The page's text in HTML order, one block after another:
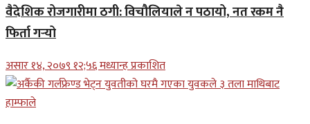
वैदेशिक रोजगारीमा ठगी: विचौलियाले न पठायो, नत रकम नै
फिर्ता गर्‍यो
असार १४, २०७९ १२;५६ मध्यान्ह प्रकाशित